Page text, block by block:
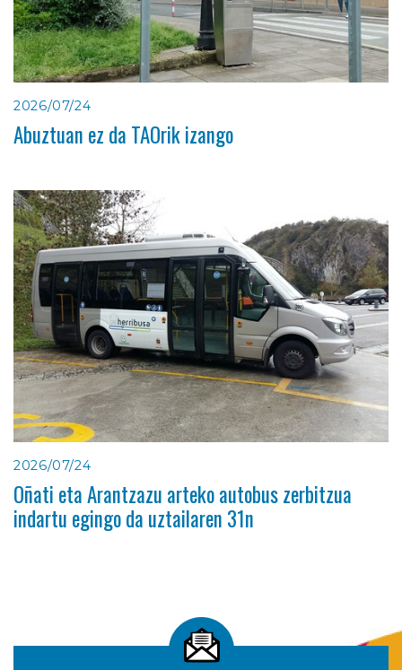
2026/07/24
Abuztuan ez da TAOrik izango
2026/07/24
Oñati eta Arantzazu arteko autobus zerbitzua
indartu egingo da uztailaren 31n